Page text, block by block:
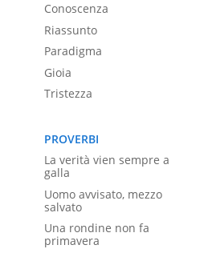
Conoscenza
Riassunto
Paradigma
Gioia
Tristezza
PROVERBI
La verità vien sempre a
galla
Uomo avvisato, mezzo
salvato
Una rondine non fa
primavera